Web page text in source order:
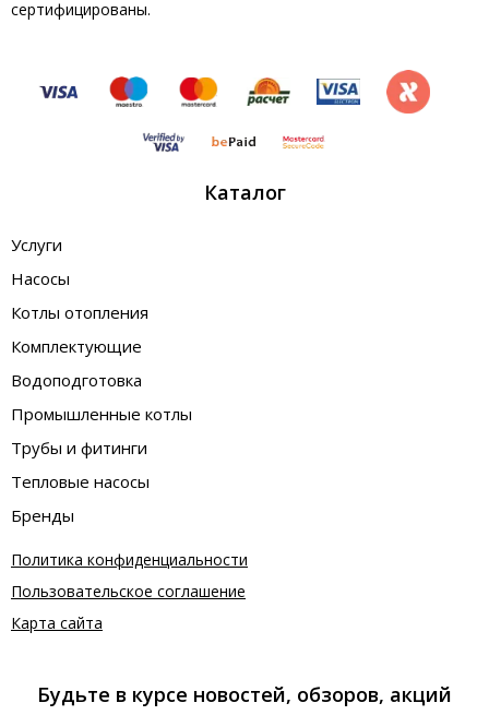
сертифицированы.
Каталог
Услуги
Насосы
Котлы отопления
Комплектующие
Водоподготовка
Промышленные котлы
Трубы и фитинги
Тепловые насосы
Бренды
Политика конфиденциальности
Пользовательское соглашение
Карта сайта
Будьте в курсе новостей, обзоров, акций